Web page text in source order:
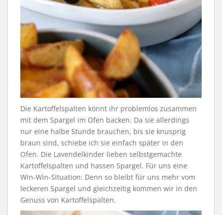
Die Kartoffelspalten könnt ihr problemlos zusammen
mit dem Spargel im Ofen backen. Da sie allerdings
nur eine halbe Stunde brauchen, bis sie knusprig
braun sind, schiebe ich sie einfach später in den
Ofen. Die Lavendelkinder lieben selbstgemachte
Kartoffelspalten und hassen Spargel. Für uns eine
Win-Win-Situation: Denn so bleibt für uns mehr vom
leckeren Spargel und gleichzeitig kommen wir in den
Genuss von Kartoffelspalten.